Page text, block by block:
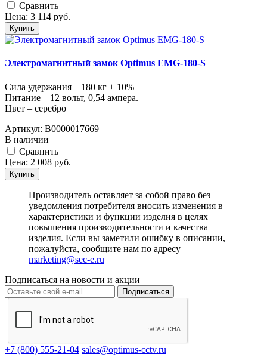
Cравнить
Цена: 3 114 руб.
Купить
Электромагнитный замок Optimus EMG-180-S
Сила удержания – 180 кг ± 10%
Питание – 12 вольт, 0,54 ампера.
Цвет – серебро
Артикул: В0000017669
В наличии
Cравнить
Цена: 2 008 руб.
Купить
Производитель оставляет за собой право без
уведомления потребителя вносить изменения в
характеристики и функции изделия в целях
повышения производительности и качества
изделия. Если вы заметили ошибку в описании,
пожалуйста, сообщите нам по адресу
marketing@sec-e.ru
Подписаться на новости и акции
Подписаться
+7 (800) 555-21-04 sales@optimus-cctv.ru